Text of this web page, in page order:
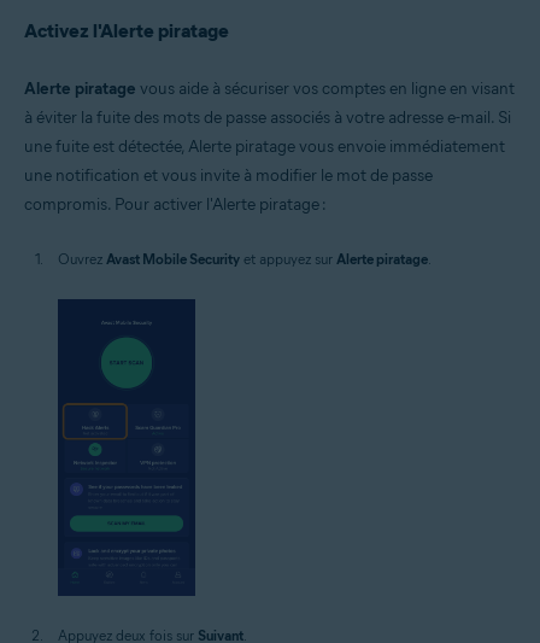
Activez l'Alerte piratage
Alerte piratage vous aide à sécuriser vos comptes en ligne en visant
à éviter la fuite des mots de passe associés à votre adresse e-mail. Si
une fuite est détectée, Alerte piratage vous envoie immédiatement
une notification et vous invite à modifier le mot de passe
compromis. Pour activer l'Alerte piratage :
Ouvrez Avast Mobile Security et appuyez sur Alerte piratage
Appuyez deux fois sur Suivant.